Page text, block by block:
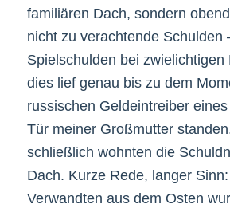
familiären Dach, sondern
nicht zu verachtende Schulden
Spielschulden bei zwielichtigen
dies lief genau bis zu dem
russischen Geldeintreiber
Tür meiner Großmutter
schließlich wohnten die
Dach. Kurze Rede, langer
Verwandten aus dem Osten